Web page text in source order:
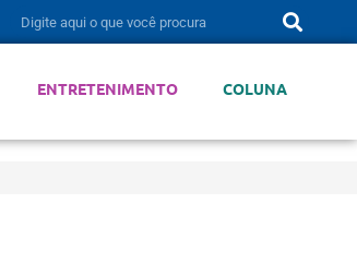
ENTRETENIMENTO COLUNA